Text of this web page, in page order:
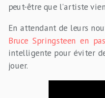
peut-être que l’artiste
En attendant de leurs
Bruce Springsteen en
intelligente pour éviter
jouer.